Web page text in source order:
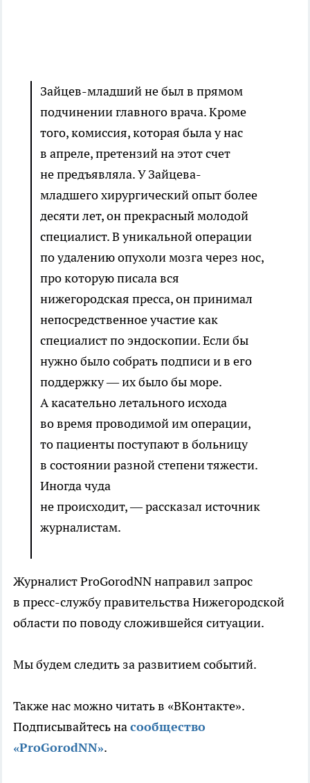
Зайцев-младший не был в прямом
подчинении главного врача. Кроме
того, комиссия, которая была у нас
в апреле, претензий на этот счет
не предъявляла. У Зайцева-
младшего хирургический опыт более
десяти лет, он прекрасный молодой
специалист. В уникальной операции
по удалению опухоли мозга через нос,
про которую писала вся
нижегородская пресса, он принимал
непосредственное участие как
специалист по эндоскопии. Если бы
нужно было собрать подписи и в его
поддержку — их было бы море.
А касательно летального исхода
во время проводимой им операции,
то пациенты поступают в больницу
в состоянии разной степени тяжести.
Иногда чуда
не происходит, — рассказал источник
журналистам.
Журналист ProGorodNN направил запрос
в пресс-службу правительства Нижегородской
области по поводу сложившейся ситуации.
Мы будем следить за развитием событий.
Также нас можно читать в «ВКонтакте».
Подписывайтесь насообщество
«ProGorodNN».